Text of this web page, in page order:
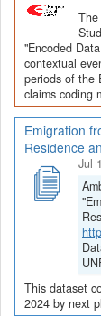
The
"Encoded
contextual
periods of the
claims coding
Emigration
Residence
Jul
This dataset
2024 by next